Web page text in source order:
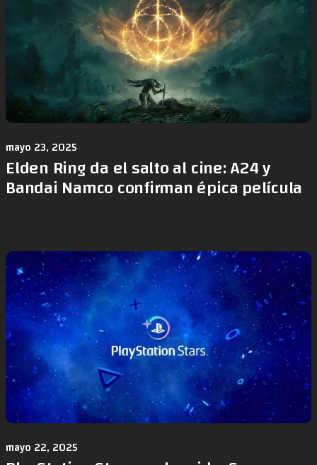
mayo 23, 2025
Elden Ring da el salto al cine: A24 y
Bandai Namco confirman épica película
mayo 22, 2025